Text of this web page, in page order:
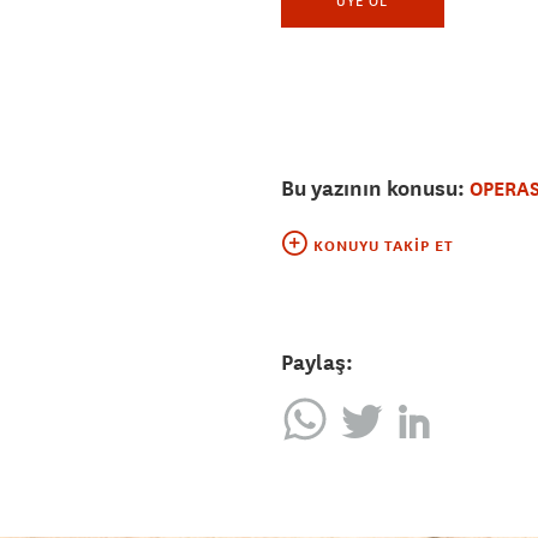
Bu yazının konusu:
KONUYU TAKIP ET
Paylaş: